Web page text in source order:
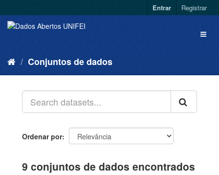
Entrar Registrar
Conjuntos de dados
Ordenar por
9 conjuntos de dados encontrados